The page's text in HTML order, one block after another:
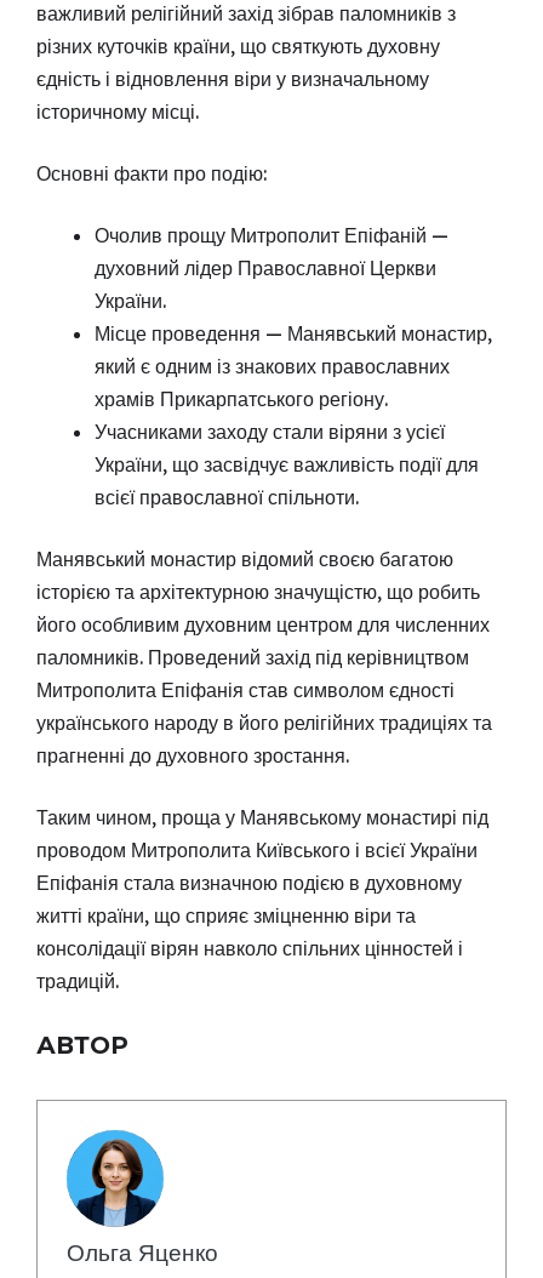
важливий релігійний захід зібрав паломників з
різних куточків країни, що святкують духовну
єдність і відновлення віри у визначальному
історичному місці.
Основні факти про подію:
Очолив прощу Митрополит Епіфаній —
духовний лідер Православної Церкви
України.
Місце проведення — Манявський монастир,
який є одним із знакових православних
храмів Прикарпатського регіону.
Учасниками заходу стали віряни з усієї
України, що засвідчує важливість події для
всієї православної спільноти.
Манявський монастир відомий своєю багатою
історією та архітектурною значущістю, що робить
його особливим духовним центром для численних
паломників. Проведений захід під керівництвом
Митрополита Епіфанія став символом єдності
українського народу в його релігійних традиціях та
прагненні до духовного зростання.
Таким чином, проща у Манявському монастирі під
проводом Митрополита Київського і всієї України
Епіфанія стала визначною подією в духовному
житті країни, що сприяє зміцненню віри та
консолідації вірян навколо спільних цінностей і
традицій.
АВТОР
Ольга Яценко